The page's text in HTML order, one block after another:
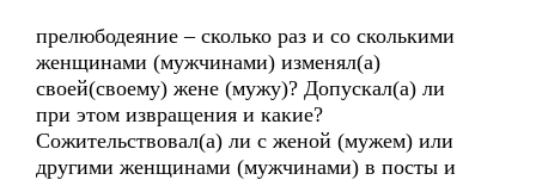
прелюбодеяние – сколько раз и со сколькими
женщинами (мужчинами) изменял(а)
своей(своему) жене (мужу)? Допускал(а) ли
при этом извращения и какие?
Сожительствовал(а) ли с женой (мужем) или
другими женщинами (мужчинами) в посты и